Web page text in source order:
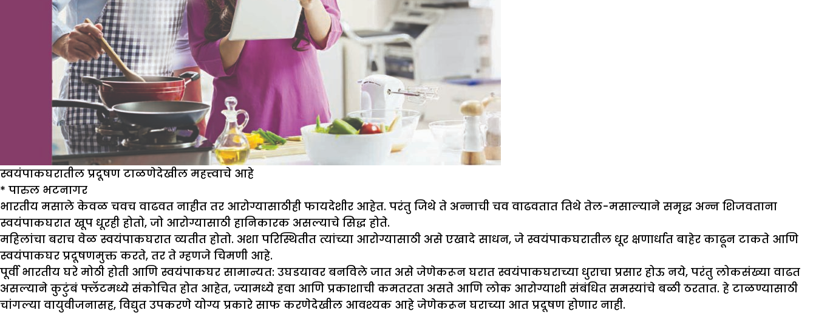
स्वयंपाकघरातील प्रदूषण टाळणेदेखील महत्त्वाचे आहे
* पारुल भटनागर
भारतीय मसाले केवळ चवच वाढवत नाहीत तर आरोग्यासाठीही फायदेशीर आहेत. परंतु जिथे ते अन्नाची चव वाढवतात तिथे तेल-मसाल्याने समृद्ध अन्न शिजवताना
स्वयंपाकघरात खूप धूरही होतो, जो आरोग्यासाठी हानिकारक असल्याचे सिद्ध होते.
महिलांचा बराच वेळ स्वयंपाकघरात व्यतीत होतो. अशा परिस्थितीत त्यांच्या आरोग्यासाठी असे एखादे साधन, जे स्वयंपाकघरातील धूर क्षणार्धात बाहेर काढून टाकते आणि
स्वयंपाकघर प्रदूषणमुक्त करते, तर ते म्हणजे चिमणी आहे.
पूर्वी भारतीय घरे मोठी होती आणि स्वयंपाकघर सामान्यत: उघडयावर बनविले जात असे जेणेकरून घरात स्वयंपाकघराच्या धुराचा प्रसार होऊ नये, परंतु लोकसंख्या वाढत
असल्याने कुटुंबं फ्लॅटमध्ये संकोचित होत आहेत, ज्यामध्ये हवा आणि प्रकाशाची कमतरता असते आणि लोक आरोग्याशी संबंधित समस्यांचे बळी ठरतात. हे टाळण्यासाठी
चांगल्या वायुवीजनासह, विद्युत उपकरणे योग्य प्रकारे साफ करणेदेखील आवश्यक आहे जेणेकरून घराच्या आत प्रदूषण होणार नाही.